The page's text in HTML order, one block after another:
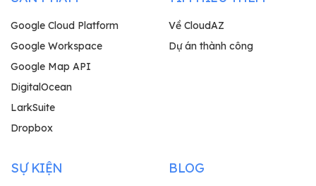
Google Cloud Platform
Google Workspace
Google Map API
DigitalOcean
LarkSuite
Dropbox
Về CloudAZ
Dự án thành công
SỰ KIỆN BLOG